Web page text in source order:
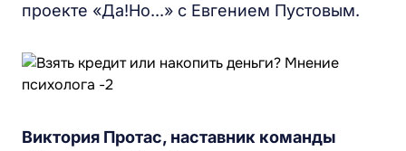
проекте «Да!Но...» с Евгением Пустовым.
Виктория Протас, наставник команды